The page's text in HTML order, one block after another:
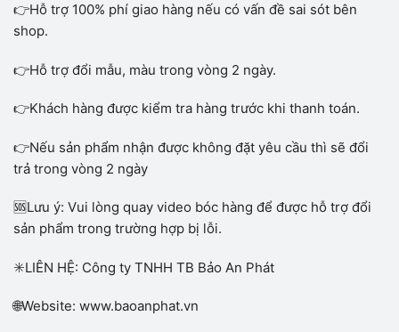
👉Hỗ trợ 100% phí giao hàng nếu có vấn đề sai sót bên
shop.
👉Hỗ trợ đổi mẫu, màu trong vòng 2 ngày.
👉Khách hàng được kiểm tra hàng trước khi thanh toán.
👉Nếu sản phẩm nhận được không đặt yêu cầu thì sẽ đổi
trả trong vòng 2 ngày
🆘Lưu ý: Vui lòng quay video bóc hàng để được hỗ trợ đổi
sản phẩm trong trường hợp bị lỗi.
✳️LIÊN HỆ: Công ty TNHH TB Bảo An Phát
🌐Website: www.baoanphat.vn